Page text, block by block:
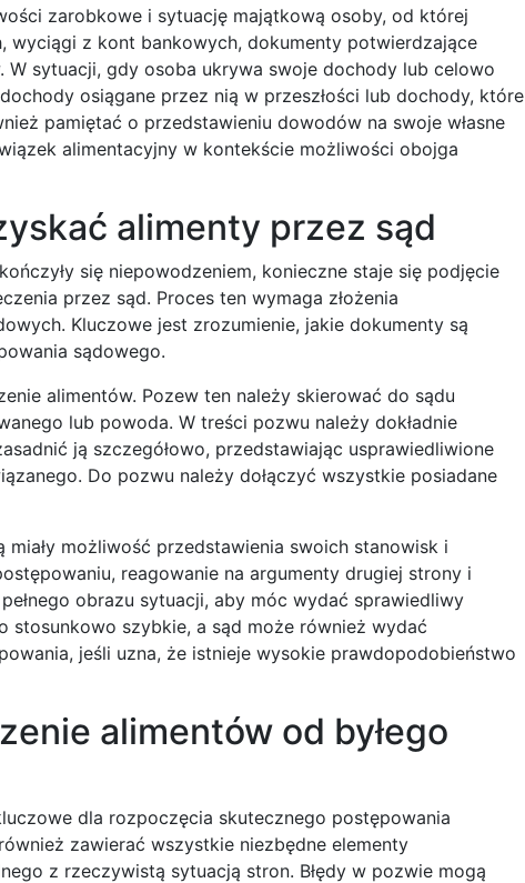
zarobkowe i sytuację majątkową osoby, od której
wyciągi z kont bankowych, dokumenty potwierdzające
sytuacji, gdy osoba ukrywa swoje dochody lub celowo
osiągane przez nią w przeszłości lub dochody, które
pamiętać o przedstawieniu dowodów na swoje własne
alimentacyjny w kontekście możliwości obojga
alimenty przez sąd
się niepowodzeniem, konieczne staje się podjęcie
przez sąd. Proces ten wymaga złożenia
Kluczowe jest zrozumienie, jakie dokumenty są
sądowego.
alimentów. Pozew ten należy skierować do sądu
lub powoda. W treści pozwu należy dokładnie
ją szczegółowo, przedstawiając usprawiedliwione
Do pozwu należy dołączyć wszystkie posiadane
możliwość przedstawienia swoich stanowisk i
reagowanie na argumenty drugiej strony i
obrazu sytuacji, aby móc wydać sprawiedliwy
stosunkowo szybkie, a sąd może również wydać
jeśli uzna, że istnieje wysokie prawdopodobieństwo
alimentów od byłego
dla rozpoczęcia skutecznego postępowania
zawierać wszystkie niezbędne elementy
z rzeczywistą sytuacją stron. Błędy w pozwie mogą